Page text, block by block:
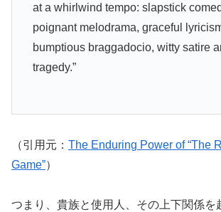
at a whirlwind tempo: slapstick
poignant melodrama, graceful
bumptious braggadocio, witty satire
tragedy.”
（引用元： The Enduring Power of “The
Game”）
つまり、貴族と使用人、その上下関係を